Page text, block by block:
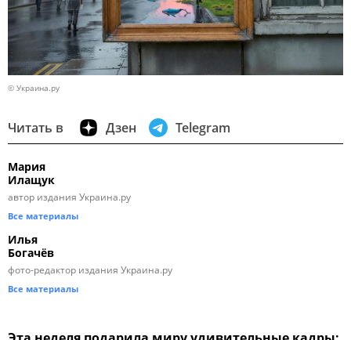
© Украина.ру
Читать в Дзен Telegram
Мария
Илащук
автор издания Украина.ру
Все материалы
Илья
Богачёв
фото-редактор издания Украина.ру
Все материалы